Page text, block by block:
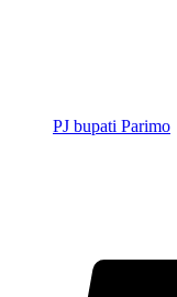
PJ bupati Parimo